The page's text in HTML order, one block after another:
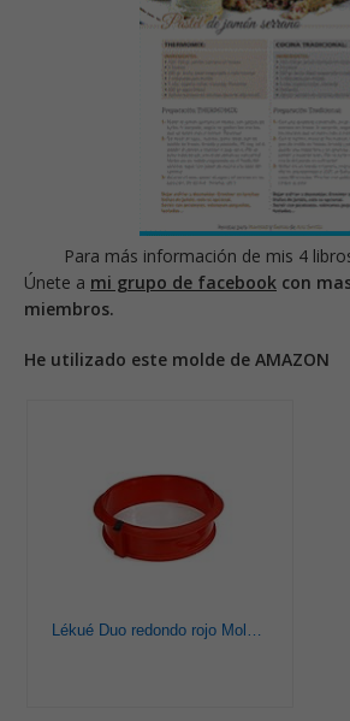
Para más información de mis 4
Únete a mi grupo de facebook con
miembros.
He utilizado este molde de AMAZON
Lékué Duo redondo rojo Molde pastel, Silicona, 23 x 7 x 23 cm